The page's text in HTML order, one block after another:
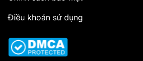
Điều khoản sử dụng